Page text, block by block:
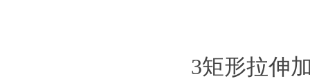
3矩形拉伸